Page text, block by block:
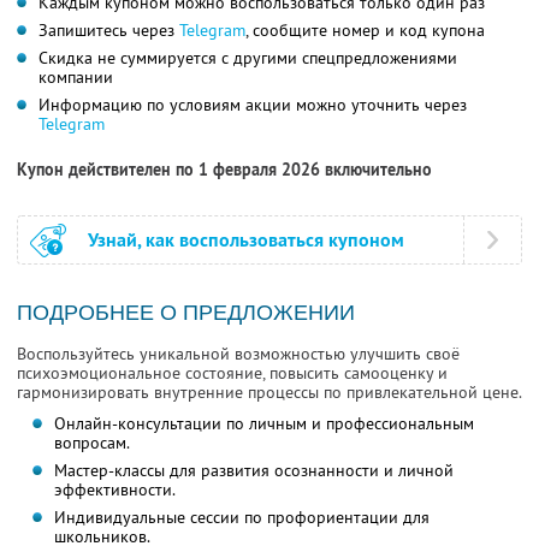
Запишитесь через Telegram, сообщите номер и код купона
Скидка не суммируется с другими спецпредложениями
компании
Информацию по условиям акции можно уточнить через
Telegram
Купон действителен по 1 февраля 2026 включительно
Узнай, как воспользоваться купоном
ПОДРОБНЕЕ О ПРЕДЛОЖЕНИИ
Воспользуйтесь уникальной возможностью улучшить своё
психоэмоциональное состояние, повысить самооценку и
гармонизировать внутренние процессы по привлекательной цене.
Онлайн-консультации по личным и профессиональным
вопросам.
Мастер-классы для развития осознанности и личной
эффективности.
Индивидуальные сессии по профориентации для
школьников.